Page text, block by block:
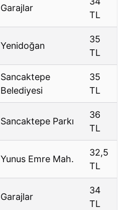
Garajlar
TL
Yenidoğan
35
TL
Sancaktepe
Belediyesi
35
TL
Sancaktepe Parkı
36
TL
Yunus Emre Mah.
32,5
TL
Garajlar
34
TL